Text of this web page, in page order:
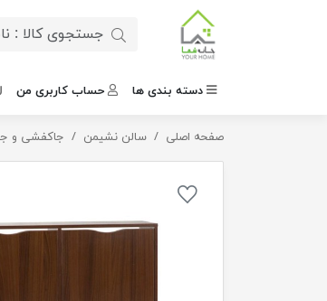
دسته بندی ها حساب کاربری من
صفحه اصلی سالن نشیمن جاکفشی و جاکفشی آستانه